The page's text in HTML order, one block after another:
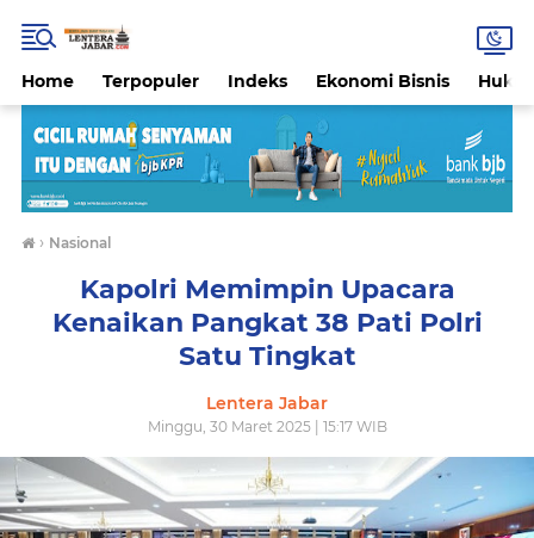
Home Terpopuler Indeks Ekonomi Bisnis
› Nasional
Kapolri Memimpin Upacara
Kenaikan Pangkat 38 Pati Polri
Satu Tingkat
Lentera Jabar
Minggu, 30 Maret 2025 | 15:17 WIB